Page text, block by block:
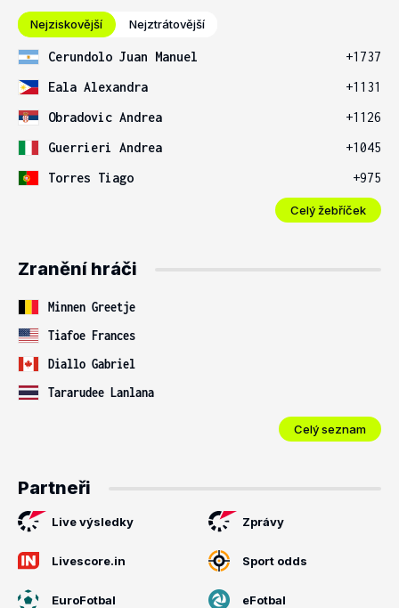
Nejziskovější Nejztrátovější
Cerundolo Juan Manuel
+1737
Eala Alexandra
+1131
Obradovic Andrea
+1126
Guerrieri Andrea
+1045
Torres Tiago
+975
Celý žebříček
Zranění hráči
Minnen Greetje
Tiafoe Frances
Diallo Gabriel
Tararudee Lanlana
Celý seznam
Partneři
Live výsledky Zprávy
Livescore.in Sport odds
EuroFotbal eFotbal